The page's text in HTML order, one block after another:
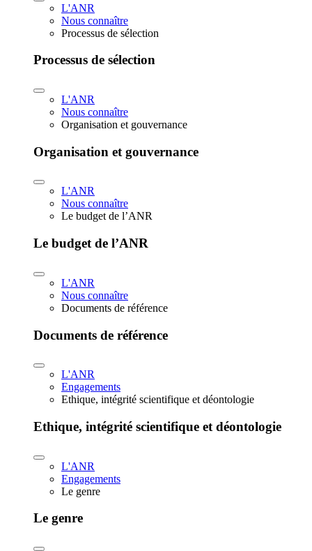
L'ANR
Nous connaître
Processus de sélection
Processus de sélection
L'ANR
Nous connaître
Organisation et gouvernance
Organisation et gouvernance
L'ANR
Nous connaître
Le budget de l’ANR
Le budget de l’ANR
L'ANR
Nous connaître
Documents de référence
Documents de référence
L'ANR
Engagements
Ethique, intégrité scientifique et déontologie
Ethique, intégrité scientifique et déontologie
L'ANR
Engagements
Le genre
Le genre